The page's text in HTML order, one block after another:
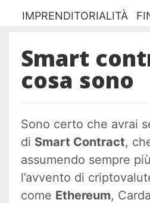
IMPRENDITORIALITÀ
Smart
cosa sono
Sono certo che avrai
di Smart Contract,
assumendo sempre
l’avvento di
come Ethereum,